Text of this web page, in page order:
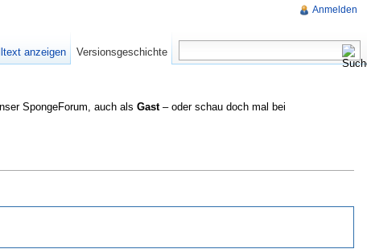
SpongeForum, auch als Gast– oder schau doch mal bei
Anmelden
anzeigen Versionsgeschichte